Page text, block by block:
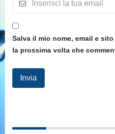
Salva il mio nome, email e
la prossima volta che